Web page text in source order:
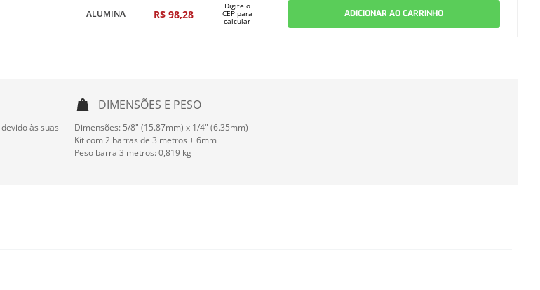
ALUMINA R$ 98,28
Digite o
CEP para
calcular
ADICIONAR AO CARRINHO
às suas
DIMENSÕES E PESO
Dimensões: 5/8" (15.87mm) x 1/4" (6.35mm)
Kit com 2 barras de 3 metros ± 6mm
Peso barra 3 metros: 0,819 kg